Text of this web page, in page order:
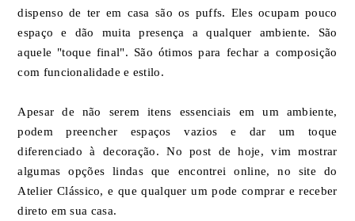
dispenso de ter em casa são os puffs. Eles ocupam pouco
espaço e dão muita presença a qualquer ambiente. São
aquele "toque final". São ótimos para fechar a composição
com funcionalidade e estilo.
Apesar de não serem itens essenciais em um ambiente,
podem preencher espaços vazios e dar um toque
diferenciado à decoração. No post de hoje, vim mostrar
algumas opções lindas que encontrei online, no site do
Atelier Clássico, e que qualquer um pode comprar e receber
direto em sua casa.